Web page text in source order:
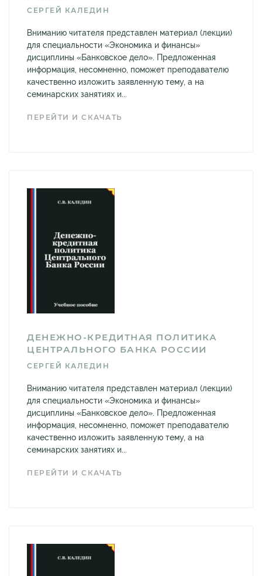
СЕРГЕЙ КАЛЕДИН
Вниманию читателя представлен материал (лекции)
для специальности «Экономика и финансы»
дисциплины «Банковское дело». Предложенная
информация, несомненно, поможет преподавателю
качественно изложить заявленную тему, а на
семинарских занятиях и...
ПЕРЕЙТИ И СКАЧАТЬ
ДЕНЕЖНО-КРЕДИТНАЯ ПОЛИТИКА
ЦЕНТРАЛЬНОГО БАНКА РОССИИ
СЕРГЕЙ КАЛЕДИН
Вниманию читателя представлен материал (лекции)
для специальности «Экономика и финансы»
дисциплины «Банковское дело». Предложенная
информация, несомненно, поможет преподавателю
качественно изложить заявленную тему, а на
семинарских занятиях и...
ПЕРЕЙТИ И СКАЧАТЬ